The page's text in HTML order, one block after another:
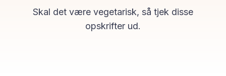
Skal det være vegetarisk, så tjek disse
opskrifter ud.